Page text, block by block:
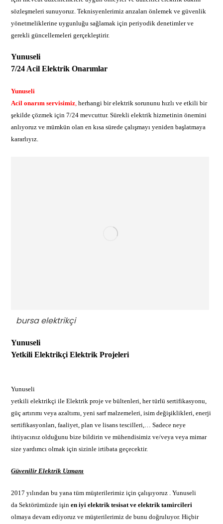
sözleşmeleri sunuyoruz. Teknisyenlerimiz arızaları önlemek ve güvenlik
yönetmeliklerine uygunluğu sağlamak için periyodik denetimler ve
gerekli güncellemeleri gerçekleştirir.
Yunuseli
7/24 Acil Elektrik Onarımlar
Yunuseli
Acil onarım servisimiz herhangi bir elektrik sorununu hızlı ve etkili bir
şekilde çözmek için 7/24 mevcuttur. Sürekli elektrik hizmetinin önemini
anlıyoruz ve mümkün olan en kısa sürede çalışmayı yeniden başlatmaya
kararlıyız.
bursa elektrikçi
Yunuseli
Yetkili ElektrikçiElektrik Projeleri
Yunuseli
yetkili elektrikçi ile Elektrik proje ve bültenleri, her türlü sertifikasyonu,
güç artırımı veya azaltımı, yeni sarf malzemeleri, isim değişiklikleri, enerji
sertifikasyonları, faaliyet, plan ve lisans tescilleri,… Sadece neye
ihtiyacınız olduğunu bize bildirin ve mühendisimiz ve/veya veya mimar
size yardımcı olmak için sizinle irtibata geçecektir.
Güvenilir Elektrik Uzmanı
2017 yılından bu yana tüm müşterilerimiz için çalışıyoruz . Yunuseli
da Sektörümüzde işinen iyielektriktesisat ve elektrik tamircileri
olmaya devam ediyoruz ve müşterilerimiz de bunu doğruluyor. Hiçbir